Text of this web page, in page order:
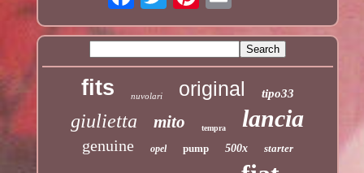
fits nuvolari original tipo33
giulietta mito tempra lancia
genuine opel pump 500x starter